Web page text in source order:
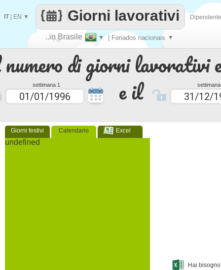
di giorni lavorativi
settimana 1 e il
Giorni festivi Calendario Excel
undefined
Hai
Fai
contare
..in Brasile ▼ | Feriados nacionais ▼
Giorni lavorativi
IT| EN ▼